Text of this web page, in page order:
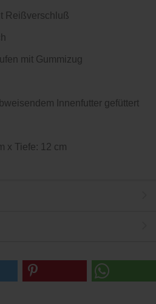
Reißverschluß
mit Gummizug
Innenfutter gefüttert
x Tiefe: 12 cm